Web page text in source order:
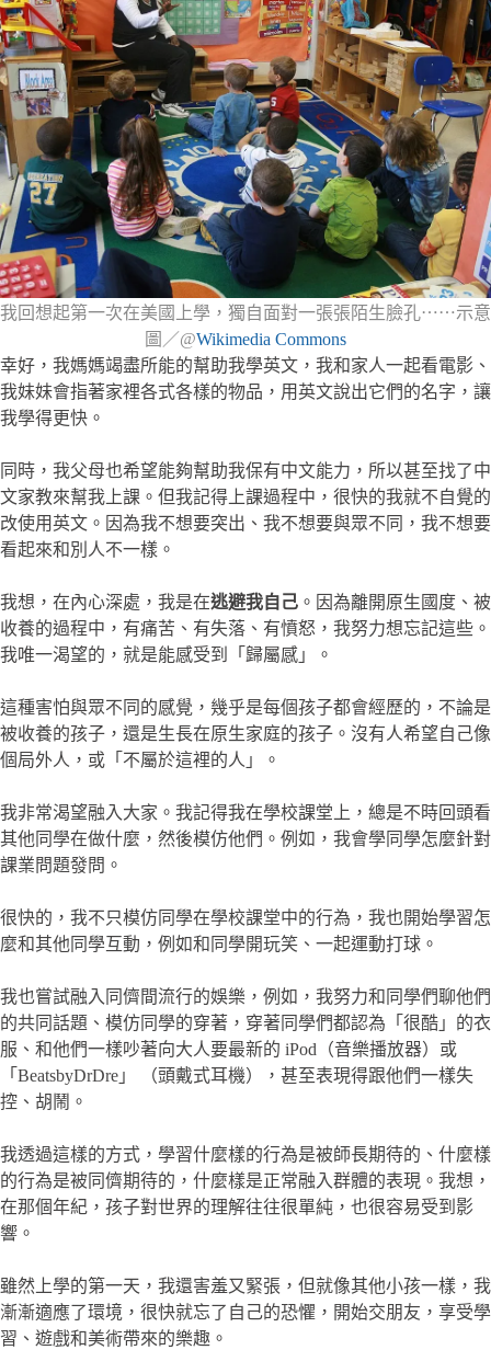
我回想起第一次在美國上學，獨自面對一張張陌生臉孔⋯⋯示意
圖／@Wikimedia Commons
幸好，我媽媽竭盡所能的幫助我學英文，我和家人一起看電影、
我妹妹會指著家裡各式各樣的物品，用英文說出它們的名字，讓
我學得更快。
同時，我父母也希望能夠幫助我保有中文能力，所以甚至找了中
文家教來幫我上課。但我記得上課過程中，很快的我就不自覺的
改使用英文。因為我不想要突出、我不想要與眾不同，我不想要
看起來和別人不一樣。
我想，在內心深處，我是在逃避我自己 。因為離開原生國度、被
收養的過程中，有痛苦、有失落、有憤怒，我努力想忘記這些。
我唯一渴望的，就是能感受到「歸屬感」。
這種害怕與眾不同的感覺，幾乎是每個孩子都會經歷的，不論是
被收養的孩子，還是生長在原生家庭的孩子。沒有人希望自己像
個局外人，或「不屬於這裡的人」。
我非常渴望融入大家。我記得我在學校課堂上，總是不時回頭看
其他同學在做什麼，然後模仿他們。例如，我會學同學怎麼針對
課業問題發問。
很快的，我不只模仿同學在學校課堂中的行為，我也開始學習怎
麼和其他同學互動，例如和同學開玩笑、一起運動打球。
我也嘗試融入同儕間流行的娛樂，例如，我努力和同學們聊他們
的共同話題、模仿同學的穿著，穿著同學們都認為「很酷」的衣
服、和他們一樣吵著向大人要最新的 iPod（音樂播放器）或
「BeatsbyDrDre」 （頭戴式耳機），甚至表現得跟他們一樣失
控、胡鬧。
我透過這樣的方式，學習什麼樣的行為是被師長期待的、什麼樣
的行為是被同儕期待的，什麼樣是正常融入群體的表現。我想，
在那個年紀，孩子對世界的理解往往很單純，也很容易受到影
響。
雖然上學的第一天，我還害羞又緊張，但就像其他小孩一樣，我
漸漸適應了環境，很快就忘了自己的恐懼，開始交朋友，享受學
習、遊戲和美術帶來的樂趣。